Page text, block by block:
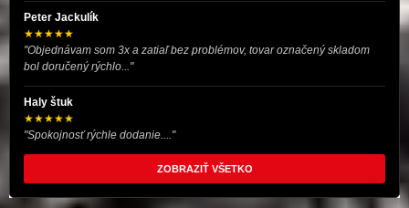
Peter Jackulík
★★★★★
"Objednávam som 3x a zatiaľ bez problémov, tovar označený skladom
bol doručený rýchlo..."
Haly štuk
★★★★★
"Spokojnosť rýchle dodanie...."
ZOBRAZIŤ VŠETKO